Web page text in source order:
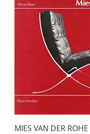
MIES VAN DER ROHE